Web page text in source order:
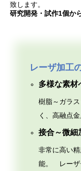
致します。
研究開発・試作1個か
レーザ加工
多様な素材
樹脂～ガラ
く、高融点
接合～微細
非常に高い
能。 レーザ